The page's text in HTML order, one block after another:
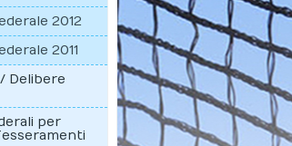
2012
2011
Delibere
per